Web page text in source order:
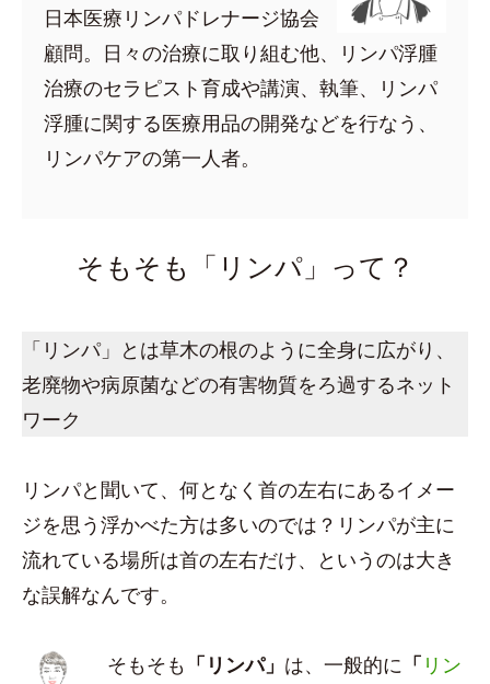
日本医療リンパドレナージ協会
顧問。日々の治療に取り組む他、リンパ浮腫
治療のセラピスト育成や講演、執筆、リンパ
浮腫に関する医療用品の開発などを行なう、
リンパケアの第一人者。
そもそも「リンパ」って？
「リンパ」とは草木の根のように全身に広がり、
老廃物や病原菌などの有害物質をろ過するネット
ワーク
リンパと聞いて、何となく首の左右にあるイメー
ジを思う浮かべた方は多いのでは？リンパが主に
流れている場所は首の左右だけ、というのは大き
な誤解なんです。
そもそも 「リンパ」 は、一般的に 「 リン